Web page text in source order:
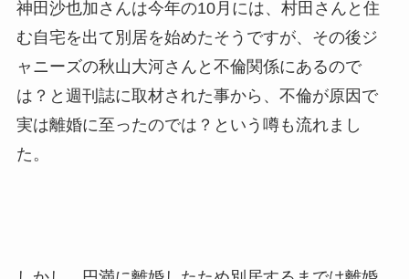
神田沙也加さんは今年の10月には、村田さんと住
む自宅を出て別居を始めたそうですが、その後ジ
ャニーズの秋山大河さんと不倫関係にあるので
は？と週刊誌に取材された事から、不倫が原因で
実は離婚に至ったのでは？という噂も流れまし
た。